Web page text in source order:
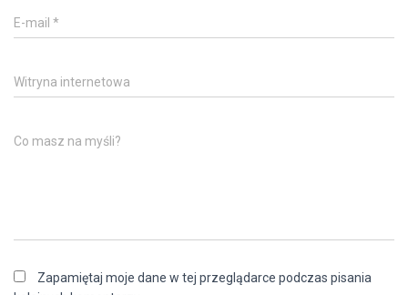
E-mail *
Witryna internetowa
Co masz na myśli?
Zapamiętaj moje dane w tej przeglądarce podczas pisania